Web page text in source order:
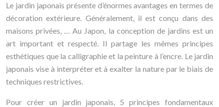
Le jardin japonais présente d’énormes avantages en termes de
décoration extérieure. Généralement, il est conçu dans des
maisons privées, … Au Japon, la conception de jardins est un
art important et respecté. Il partage les mêmes principes
esthétiques que la calligraphie et la peinture à l’encre. Le jardin
japonais vise à interpréter et à exalter la nature par le biais de
techniques restrictives.
Pour créer un jardin japonais, 5 principes fondamentaux